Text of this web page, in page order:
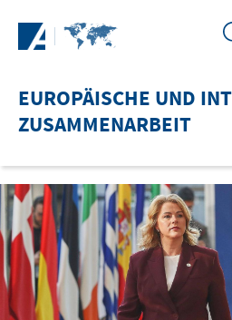
EUROPÄISCHE UND
ZUSAMMENARBEIT